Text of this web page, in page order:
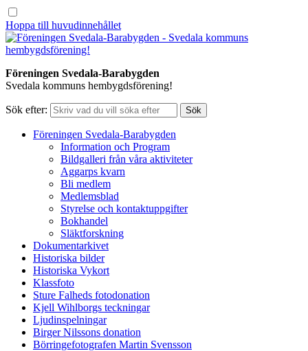
Hoppa till huvudinnehållet
Föreningen Svedala-Barabygden
Svedala kommuns hembygdsförening!
Sök efter:
Föreningen Svedala-Barabygden
Information och Program
Bildgalleri från våra aktiviteter
Aggarps kvarn
Bli medlem
Medlemsblad
Styrelse och kontaktuppgifter
Bokhandel
Släktforskning
Dokumentarkivet
Historiska bilder
Historiska Vykort
Klassfoto
Sture Falheds fotodonation
Kjell Wihlborgs teckningar
Ljudinspelningar
Birger Nilssons donation
Börringefotografen Martin Svensson